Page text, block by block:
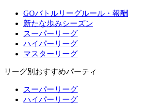
GOバトルリーグルール・報酬
新たな歩みシーズン
スーパーリーグ
ハイパーリーグ
マスターリーグ
リーグ別おすすめパーティ
スーパーリーグ
ハイパーリーグ